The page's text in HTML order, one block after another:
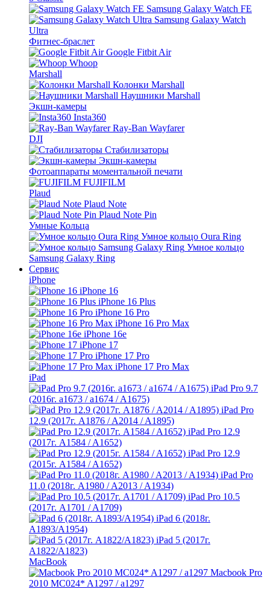
Samsung Galaxy Watch FE
Samsung Galaxy Watch
Ultra
Фитнес-браслет
Google Fitbit Air
Whoop
Marshall
Колонки Marshall
Наушники Marshall
Экшн-камеры
Insta360
Ray-Ban Wayfarer
DJI
Стабилизаторы
Экшн-камеры
Фотоаппараты моментальной печати
FUJIFILM
Plaud
Plaud Note
Plaud Note Pin
Умные Кольца
Умное кольцо Oura Ring
Умное кольцо
Samsung Galaxy Ring
Сервис
iPhone
iPhone 16
iPhone 16 Plus
iPhone 16 Pro
iPhone 16 Pro Max
iPhone 16e
iPhone 17
iPhone 17 Pro
iPhone 17 Pro Max
iPad
iPad Pro 9.7
(2016г. a1673 / a1674 / A1675)
iPad Pro
12.9 (2017г. A1876 / A2014 / A1895)
iPad Pro 12.9
(2017г. A1584 / A1652)
iPad Pro 12.9
(2015г. A1584 / A1652)
iPad Pro
11.0 (2018г. A1980 / A2013 / A1934)
iPad Pro 10.5
(2017г. A1701 / A1709)
iPad 6 (2018г.
A1893/A1954)
iPad 5 (2017г.
A1822/A1823)
MacBook
Macbook Pro
2010 MC024* A1297 / a1297